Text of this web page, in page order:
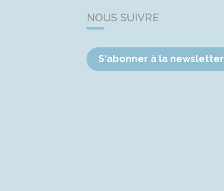
NOUS SUIVRE
S'abonner à la newsletter